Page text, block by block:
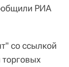
РИА
со ссылкой